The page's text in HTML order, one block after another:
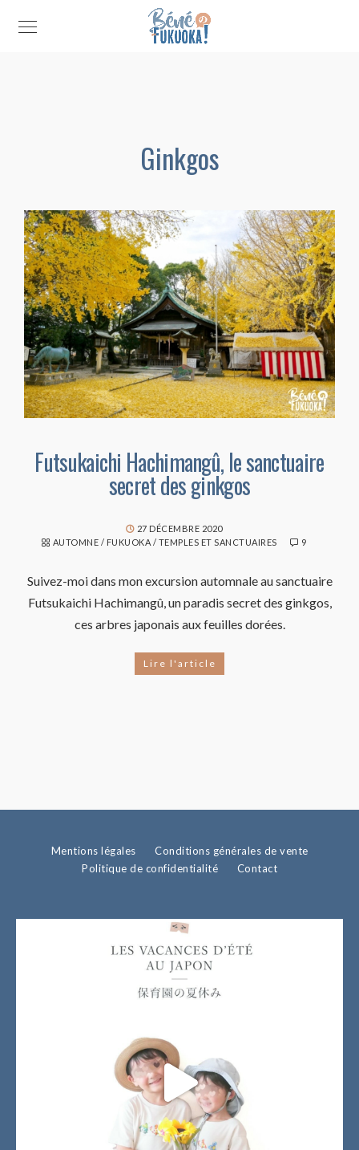
Ginkgos
Futsukaichi Hachimangû, le sanctuaire
secret des ginkgos
27 DÉCEMBRE 2020
AUTOMNE / FUKUOKA / TEMPLES ET SANCTUAIRES 9
Suivez-moi dans mon excursion automnale au sanctuaire
Futsukaichi Hachimangû, un paradis secret des ginkgos,
ces arbres japonais aux feuilles dorées.
Lire l'article
Mentions légales
Conditions générales de vente
Politique de confidentialité
Contact